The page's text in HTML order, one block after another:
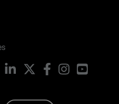
LinkedIn FacebookInstagramYouTube